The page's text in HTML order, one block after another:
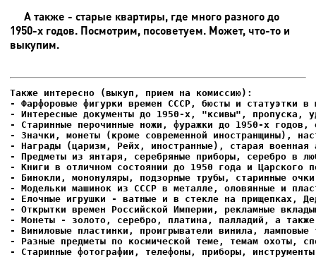
А также - старые квартиры, где много разного до
1950-х годов. Посмотрим, посоветуем. Может, что-то и
выкупим.
- Фарфоровые фигурки времен СССР, бюсты и статуэтки в
- Интересные документы до 1950-х, "ксивы", пропуска,
- Елочные игрушки - ватные и в стекле на прищепках,
- Старинные фотографии, телефоны, приборы,